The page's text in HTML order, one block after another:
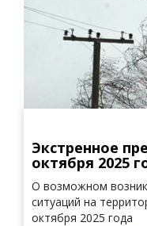
Экстренное
октября 2025
О возможном
ситуаций на
октября 2025 года